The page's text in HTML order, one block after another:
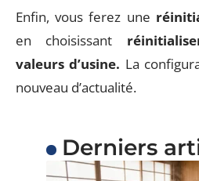
Enfin, vous ferez une
en choisissant
valeurs d’usine. La
nouveau d’actualité.
Derniers